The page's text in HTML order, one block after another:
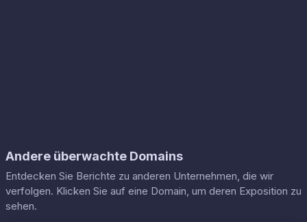
Andere überwachte Domains
Entdecken Sie Berichte zu anderen Unternehmen, die wir
verfolgen. Klicken Sie auf eine Domain, um deren Exposition zu
sehen.